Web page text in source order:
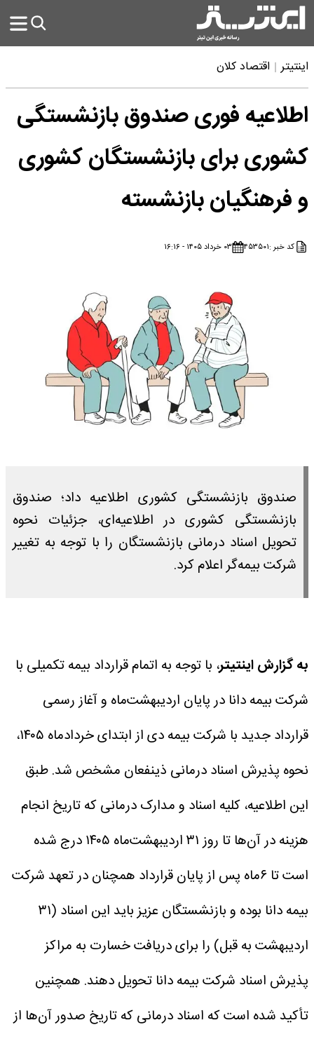
اینتیتر اقتصاد کلان
اطلاعیه فوری صندوق بازنشستگی
کشوری برای بازنشستگان کشوری
و فرهنگیان بازنشسته
کد خبر :۴۵۳۵۰۱ ۰۳ خرداد ۱۴۰۵ - ۱۶:۱۶
صندوق بازنشستگی کشوری اطلاعیه داد؛ صندوق
بازنشستگی کشوری در اطلاعیه‌ای، جزئیات نحوه
تحویل اسناد درمانی بازنشستگان را با توجه به تغییر
شرکت بیمه‌گر اعلام کرد.
به گزارش اینتیتر، با توجه به اتمام قرارداد بیمه تکمیلی با
شرکت بیمه دانا در پایان اردیبهشت‌ماه و آغاز رسمی
قرارداد جدید با شرکت بیمه دی از ابتدای خردادماه ۱۴۰۵،
نحوه پذیرش اسناد درمانی ذینفعان مشخص شد.طبق
این اطلاعیه، کلیه اسناد و مدارک درمانی که تاریخ انجام
هزینه در آن‌ها تا روز ۳۱ اردیبهشت‌ماه ۱۴۰۵ درج شده
است تا ۶ماه پس از پایان قرارداد همچنان در تعهد شرکت
بیمه دانا بوده و بازنشستگان عزیز باید این اسناد (۳۱
اردیبهشت به قبل) را برای دریافت خسارت به مراکز
پذیرش اسناد شرکت بیمه دانا تحویل دهند. همچنین
تأکید شده است که اسناد درمانی که تاریخ صدور آن‌ها از